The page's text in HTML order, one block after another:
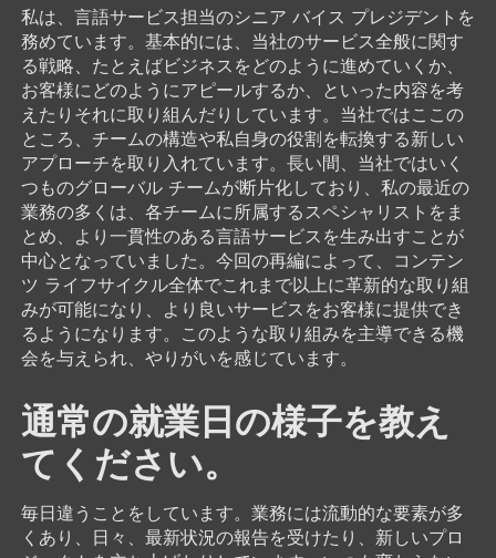
私は、言語サービス担当のシニア バイス プレジデントを
務めています。基本的には、当社のサービス全般に関す
る戦略、たとえばビジネスをどのように進めていくか、
お客様にどのようにアピールするか、といった内容を考
えたりそれに取り組んだりしています。当社ではここの
ところ、チームの構造や私自身の役割を転換する新しい
アプローチを取り入れています。長い間、当社ではいく
つものグローバル チームが断片化しており、私の最近の
業務の多くは、各チームに所属するスペシャリストをま
とめ、より一貫性のある言語サービスを生み出すことが
中心となっていました。今回の再編によって、コンテン
ツ ライフサイクル全体でこれまで以上に革新的な取り組
みが可能になり、より良いサービスをお客様に提供でき
るようになります。このような取り組みを主導できる機
会を与えられ、やりがいを感じています。
通常の就業日の様子を教え
てください。
毎日違うことをしています。業務には流動的な要素が多
くあり、日々、最新状況の報告を受けたり、新しいプロ